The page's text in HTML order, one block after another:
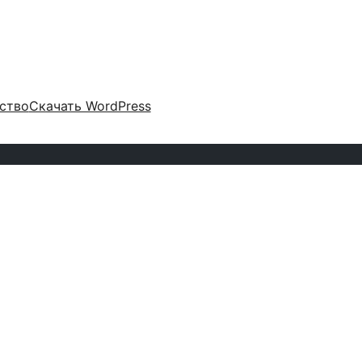
Скачать WordPress